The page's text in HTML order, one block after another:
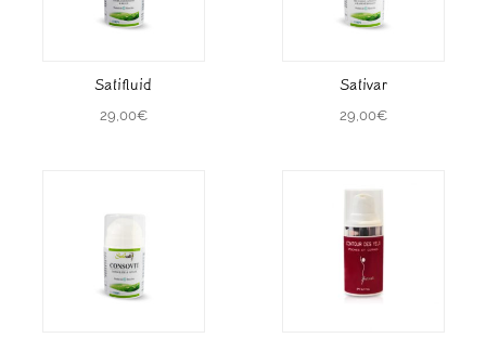
Satifluid
29,00€
Sativar
29,00€